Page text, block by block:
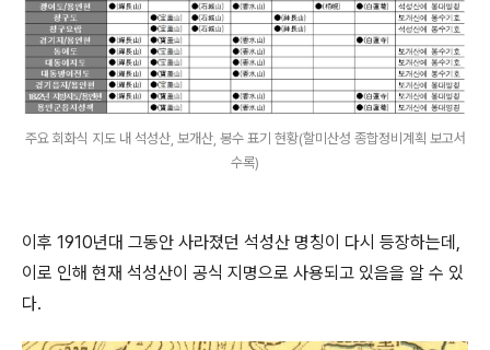
주요 회화식 지도 내 석성산, 보개산, 봉수 표기 현황(할미산성 종합정비계획 보고서
수록)
이후 1910년대 그동안 사라졌던 석성산 명칭이 다시 등장하는데,
이로 인해 현재 석성산이 공식 지명으로 사용되고 있음을 알 수 있
다.